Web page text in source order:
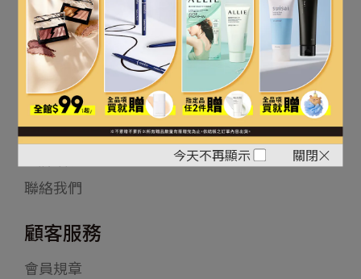
今天不再顯示 關閉
關注最新資訊
關於我們
聯絡我們
顧客服務
會員規章